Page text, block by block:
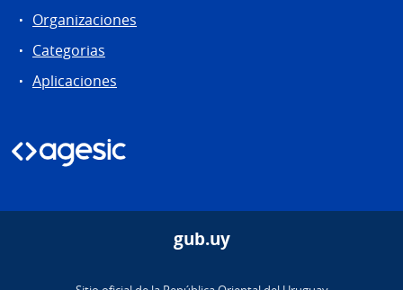
Organizaciones
Categorias
Aplicaciones
gub.uy